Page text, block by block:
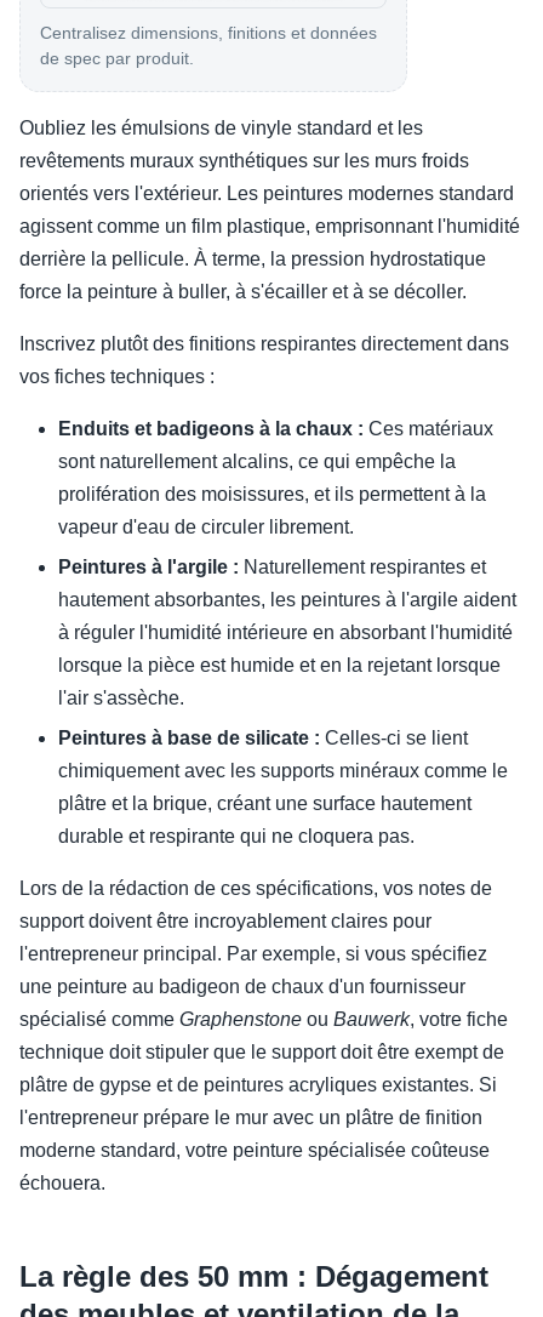
Centralisez dimensions, finitions et données
de spec par produit.
Oubliez les émulsions de vinyle standard et les
revêtements muraux synthétiques sur les murs froids
orientés vers l'extérieur. Les peintures modernes standard
agissent comme un film plastique, emprisonnant l'humidité
derrière la pellicule. À terme, la pression hydrostatique
force la peinture à buller, à s'écailler et à se décoller.
Inscrivez plutôt des finitions respirantes directement dans
vos fiches techniques :
Enduits et badigeons à la chaux : Ces matériaux
sont naturellement alcalins, ce qui empêche la
prolifération des moisissures, et ils permettent à la
vapeur d'eau de circuler librement.
Peintures à l'argile : Naturellement respirantes et
hautement absorbantes, les peintures à l'argile aident
à réguler l'humidité intérieure en absorbant l'humidité
lorsque la pièce est humide et en la rejetant lorsque
l'air s'assèche.
Peintures à base de silicate : Celles-ci se lient
chimiquement avec les supports minéraux comme le
plâtre et la brique, créant une surface hautement
durable et respirante qui ne cloquera pas.
Lors de la rédaction de ces spécifications, vos notes de
support doivent être incroyablement claires pour
l'entrepreneur principal. Par exemple, si vous spécifiez
une peinture au badigeon de chaux d'un fournisseur
spécialisé comme Graphenstone ou Bauwerk, votre fiche
technique doit stipuler que le support doit être exempt de
plâtre de gypse et de peintures acryliques existantes. Si
l'entrepreneur prépare le mur avec un plâtre de finition
moderne standard, votre peinture spécialisée coûteuse
échouera.
La règle des 50 mm : Dégagement